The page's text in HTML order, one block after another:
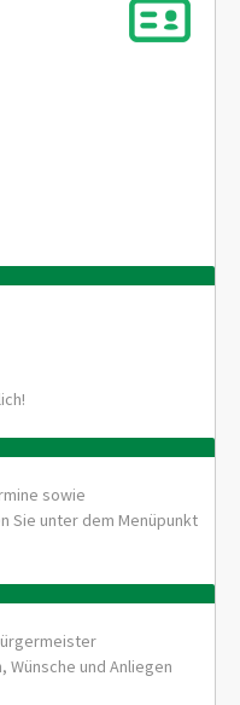
sowie
Sie unter dem Menüpunkt
Wünsche und Anliegen